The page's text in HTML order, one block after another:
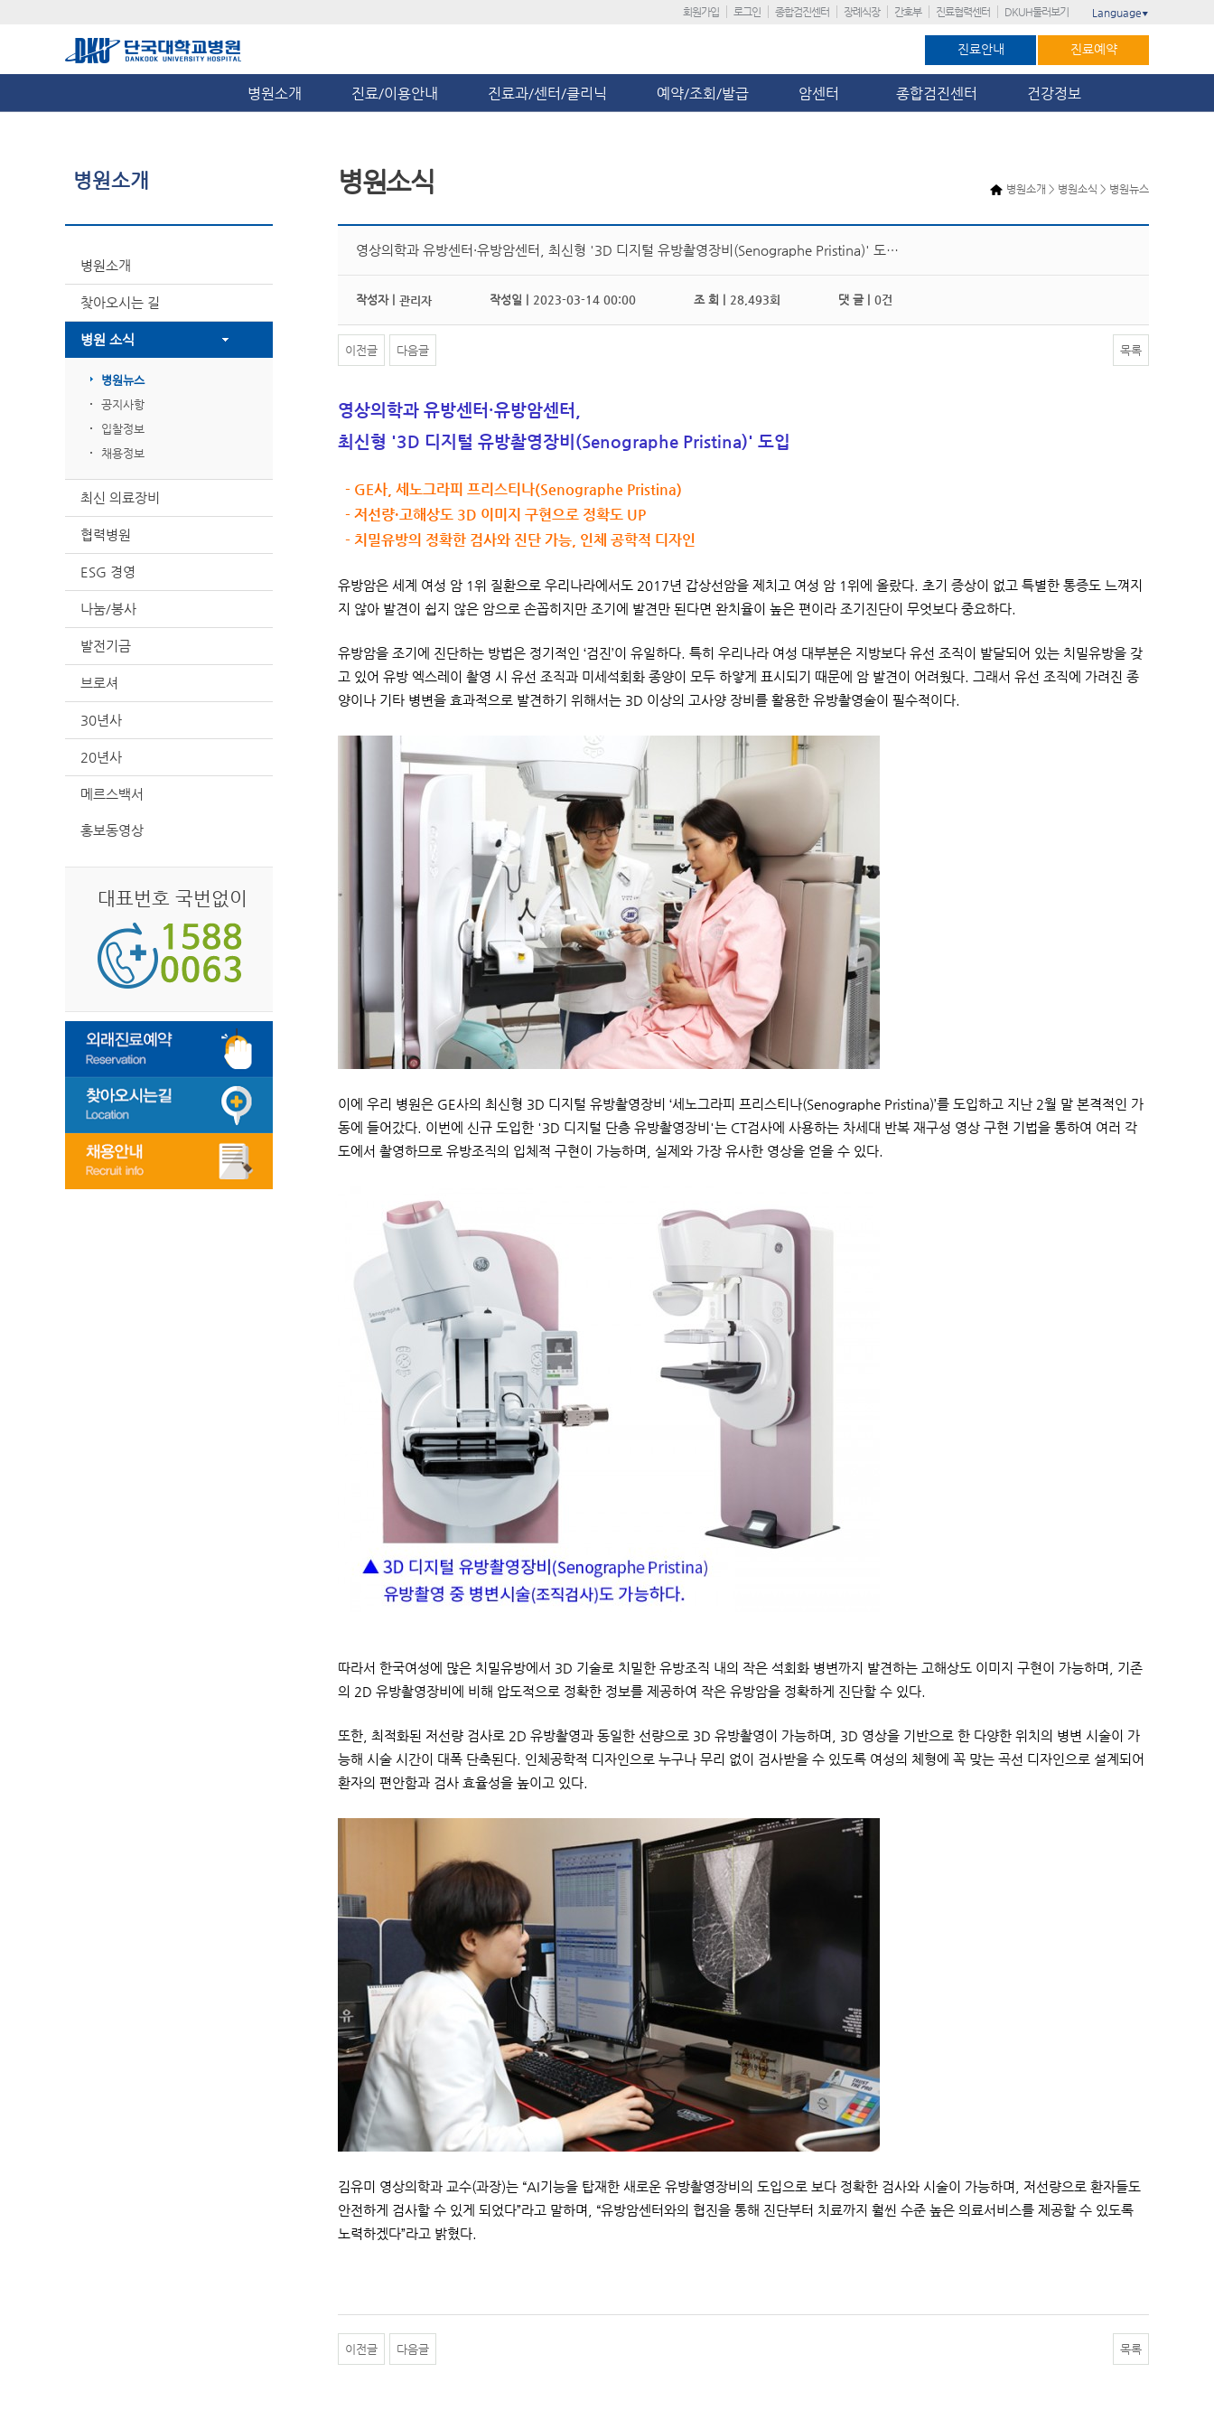
회원가입 로그인 종합검진센터 장례식장 간호부 진료협력센터 DKUH둘러보기 Language ▼
진료안내 진료예약
병원소개 진료/이용안내 진료과/센터/클리닉 예약/조회/발급 암센터 종합검진센터 건강정보
병원소개
병원소개
찾아오시는 길
병원 소식
병원뉴스
공지사항
입찰정보
채용정보
최신 의료장비
협력병원
ESG 경영
나눔/봉사
발전기금
브로셔
30년사
20년사
메르스백서
홍보동영상
대표번호 국번없이
병원소개 > 병원소식 > 병원뉴스
병원소식
영상의학과 유방센터·유방암센터, 최신형 '3D 디지털 유방촬영장비(Senographe Pristina)' 도…
작성자 | 관리자 작성일 | 2023-03-14 00:00 조 회 | 28,493회 댓 글 | 0건
이전글 다음글 목록
영상의학과 유방센터·유방암센터,
최신형 '3D 디지털 유방촬영장비(Senographe Pristina)' 도입
- GE사, 세노그라피 프리스티나(Senographe Pristina)
- 저선량·고해상도 3D 이미지 구현으로 정확도 UP
- 치밀유방의 정확한 검사와 진단 가능, 인체 공학적 디자인
유방암은 세계 여성 암 1위 질환으로 우리나라에서도 2017년 갑상선암을 제치고 여성 암 1위에 올랐다. 초기 증상이 없고 특별한 통증도 느껴지
지 않아 발견이 쉽지 않은 암으로 손꼽히지만 조기에 발견만 된다면 완치율이 높은 편이라 조기진단이 무엇보다 중요하다.
유방암을 조기에 진단하는 방법은 정기적인 ‘검진’이 유일하다. 특히 우리나라 여성 대부분은 지방보다 유선 조직이 발달되어 있는 치밀유방을 갖
고 있어 유방 엑스레이 촬영 시 유선 조직과 미세석회화 종양이 모두 하얗게 표시되기 때문에 암 발견이 어려웠다. 그래서 유선 조직에 가려진 종
양이나 기타 병변을 효과적으로 발견하기 위해서는 3D 이상의 고사양 장비를 활용한 유방촬영술이 필수적이다.
이에 우리 병원은 GE사의 최신형 3D 디지털 유방촬영장비 ‘세노그라피 프리스티나(Senographe Pristina)’를 도입하고 지난 2월 말 본격적인 가
동에 들어갔다. 이번에 신규 도입한 '3D 디지털 단층 유방촬영장비'는 CT검사에 사용하는 차세대 반복 재구성 영상 구현 기법을 통하여 여러 각
도에서 촬영하므로 유방조직의 입체적 구현이 가능하며, 실제와 가장 유사한 영상을 얻을 수 있다.
따라서 한국여성에 많은 치밀유방에서 3D 기술로 치밀한 유방조직 내의 작은 석회화 병변까지 발견하는 고해상도 이미지 구현이 가능하며, 기존
의 2D 유방촬영장비에 비해 압도적으로 정확한 정보를 제공하여 작은 유방암을 정확하게 진단할 수 있다.
또한, 최적화된 저선량 검사로 2D 유방촬영과 동일한 선량으로 3D 유방촬영이 가능하며, 3D 영상을 기반으로 한 다양한 위치의 병변 시술이 가
능해 시술 시간이 대폭 단축된다. 인체공학적 디자인으로 누구나 무리 없이 검사받을 수 있도록 여성의 체형에 꼭 맞는 곡선 디자인으로 설계되어
환자의 편안함과 검사 효율성을 높이고 있다.
김유미 영상의학과 교수(과장)는 “AI기능을 탑재한 새로운 유방촬영장비의 도입으로 보다 정확한 검사와 시술이 가능하며, 저선량으로 환자들도
안전하게 검사할 수 있게 되었다”라고 말하며, “유방암센터와의 협진을 통해 진단부터 치료까지 훨씬 수준 높은 의료서비스를 제공할 수 있도록
노력하겠다”라고 밝혔다.
이전글 다음글 목록